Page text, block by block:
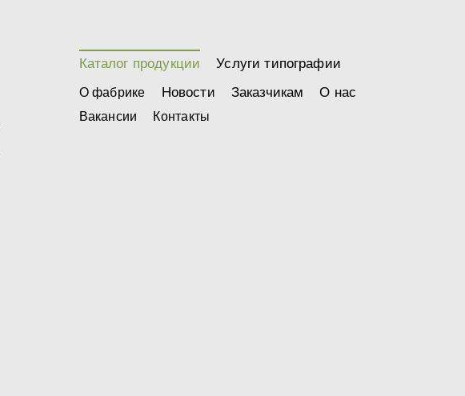
Каталог продукции Услуги типографии
О фабрике Новости Заказчикам О нас
Вакансии Контакты